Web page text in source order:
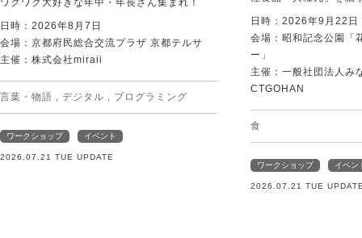
ワクワク大好きな年中・年長さん集まれ！
日時：2026年8月7日
会場：京都府民総合交流プラザ 京都テルサ
主催：株式会社miraii
言葉・物語 , デジタル , プログラミング
ワークショップ イベント
2026.07.21 TUE UPDATE
日時：2026年9月22日
会場：昭和記念公園「
ー」
主催：一般社団法人み
CTGOHAN
食
ワークショップ イベン
2026.07.21 TUE